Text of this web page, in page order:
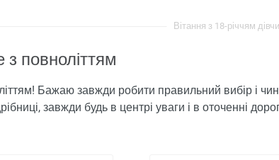
Вітання з 18-річчям
з повноліттям
Бажаю завжди робити правильний вибір і
завжди будь в центрі уваги і в оточенні